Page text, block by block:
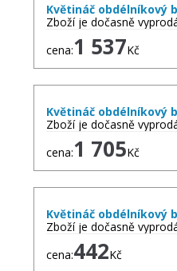
Květináč obdélníkový
Zboží je dočasně
cena:1 537Kč
Květináč obdélníkový
Zboží je dočasně
cena:1 705Kč
Květináč obdélníkový
Zboží je dočasně
cena:442Kč